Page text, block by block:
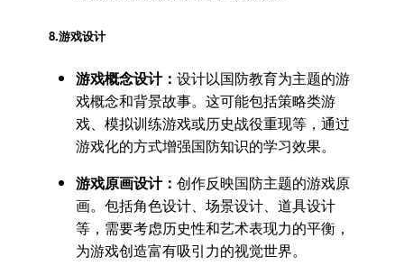
8.游戏设计
游戏概念设计： 设计以国防教育为主题的游
戏概念和背景故事。这可能包括策略类游
戏、模拟训练游戏或历史战役重现等，通过
游戏化的方式增强国防知识的学习效果。
游戏原画设计： 创作反映国防主题的游戏原
画。包括角色设计、场景设计、道具设计
等，需要考虑历史性和艺术表现力的平衡，
为游戏创造富有吸引力的视觉世界。